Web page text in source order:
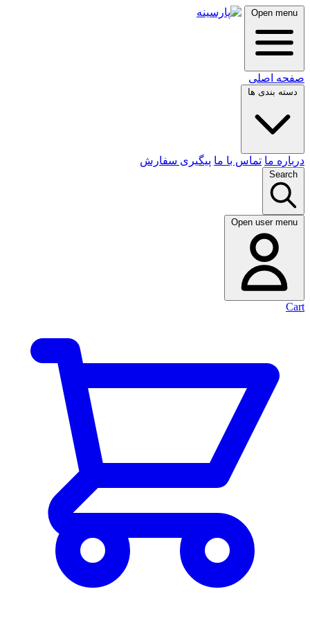
Open menu
صفحه اصلی
دسته بندی ها
درباره ما تماس با ما پیگیری سفارش
Search
Open user menu
Cart